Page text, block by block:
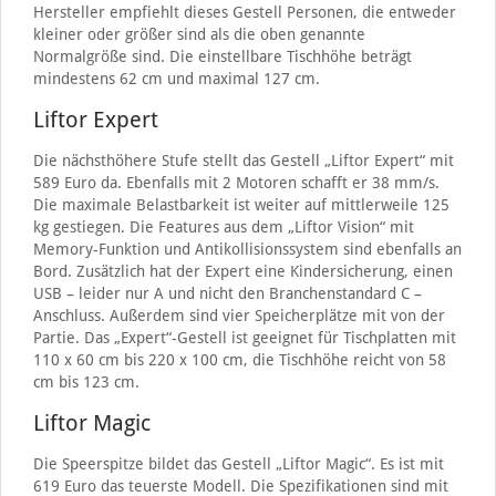
Hersteller empfiehlt dieses Gestell Personen, die entweder
kleiner oder größer sind als die oben genannte
Normalgröße sind. Die einstellbare Tischhöhe beträgt
mindestens 62 cm und maximal 127 cm.
Liftor Expert
Die nächsthöhere Stufe stellt das Gestell „Liftor Expert“ mit
589 Euro da. Ebenfalls mit 2 Motoren schafft er 38 mm/s.
Die maximale Belastbarkeit ist weiter auf mittlerweile 125
kg gestiegen. Die Features aus dem „Liftor Vision“ mit
Memory-Funktion und Antikollisionssystem sind ebenfalls an
Bord. Zusätzlich hat der Expert eine Kindersicherung, einen
USB – leider nur A und nicht den Branchenstandard C –
Anschluss. Außerdem sind vier Speicherplätze mit von der
Partie. Das „Expert“-Gestell ist geeignet für Tischplatten mit
110 x 60 cm bis 220 x 100 cm, die Tischhöhe reicht von 58
cm bis 123 cm.
Liftor Magic
Die Speerspitze bildet das Gestell „Liftor Magic“. Es ist mit
619 Euro das teuerste Modell. Die Spezifikationen sind mit